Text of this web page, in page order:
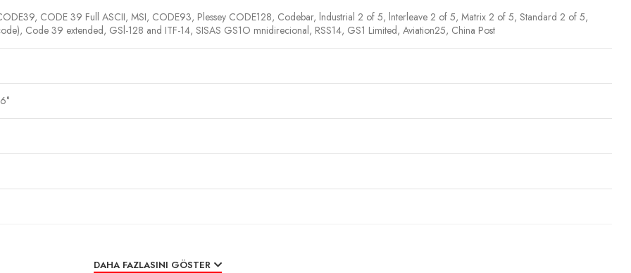
CODE 39 Full ASCII, MSI, CODE93, Plessey CODE128, Codebar, lndustrial 2 of 5, lnterleave 2 of 5, Matrix 2 of 5, Standard 2 of 5,
Code 39 extended, GSl-128 and ITF-14, SISAS GS1O mnidirecional, RSS14, GS1 Limited, Aviation25, China Post
DAHA FAZLASINI GÖSTER